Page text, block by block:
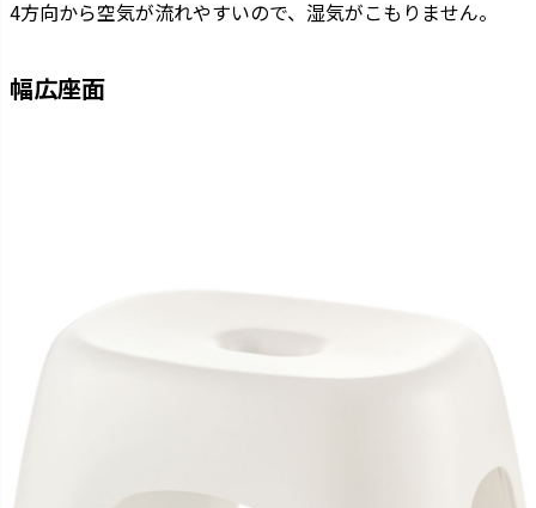
4方向から空気が流れやすいので、湿気がこもりません。
幅広座面